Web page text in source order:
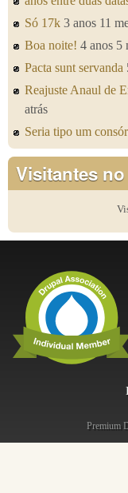
Só 17k 3 anos 11
Boa noite! 4 anos 5
Pacta sunt servanda
Reajuste Anaul de
atrás
Seria tipo um
Visitantes
Premium